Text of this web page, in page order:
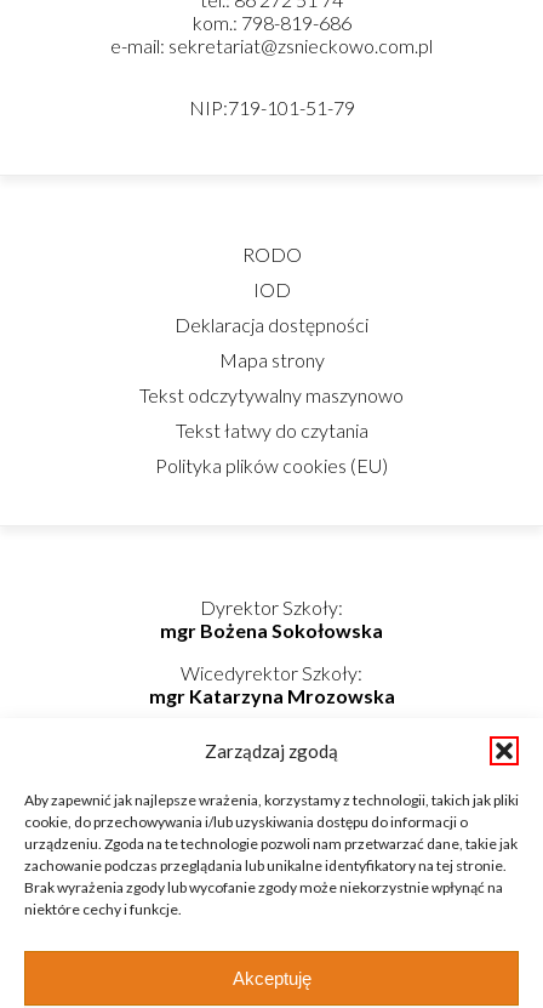
Zarządzaj zgodą
Aby zapewnić jak najlepsze wrażenia, korzystamy z technologii, takich jak pliki
cookie, do przechowywania i/lub uzyskiwania dostępu do informacji o
urządzeniu. Zgoda na te technologie pozwoli nam przetwarzać dane, takie jak
zachowanie podczas przeglądania lub unikalne identyfikatory na tej stronie.
Brak wyrażenia zgody lub wycofanie zgody może niekorzystnie wpłynąć na
niektóre cechy i funkcje.
Akceptuję
kom.: 798-819-686
e-mail: sekretariat@zsnieckowo.com.pl
NIP:719-101-51-79
RODO
IOD
Deklaracja dostępności
Mapa strony
Tekst odczytywalny maszynowo
Tekst łatwy do czytania
Polityka plików cookies (EU)
Dyrektor Szkoły:
mgr Bożena Sokołowska
Wicedyrektor Szkoły:
mgr Katarzyna Mrozowska
mgr Elwira Kołaczyńska-Bogdan
Telefon komórkowy: 798-819-687
E-mail: internat@zsnieckowo.com.pl